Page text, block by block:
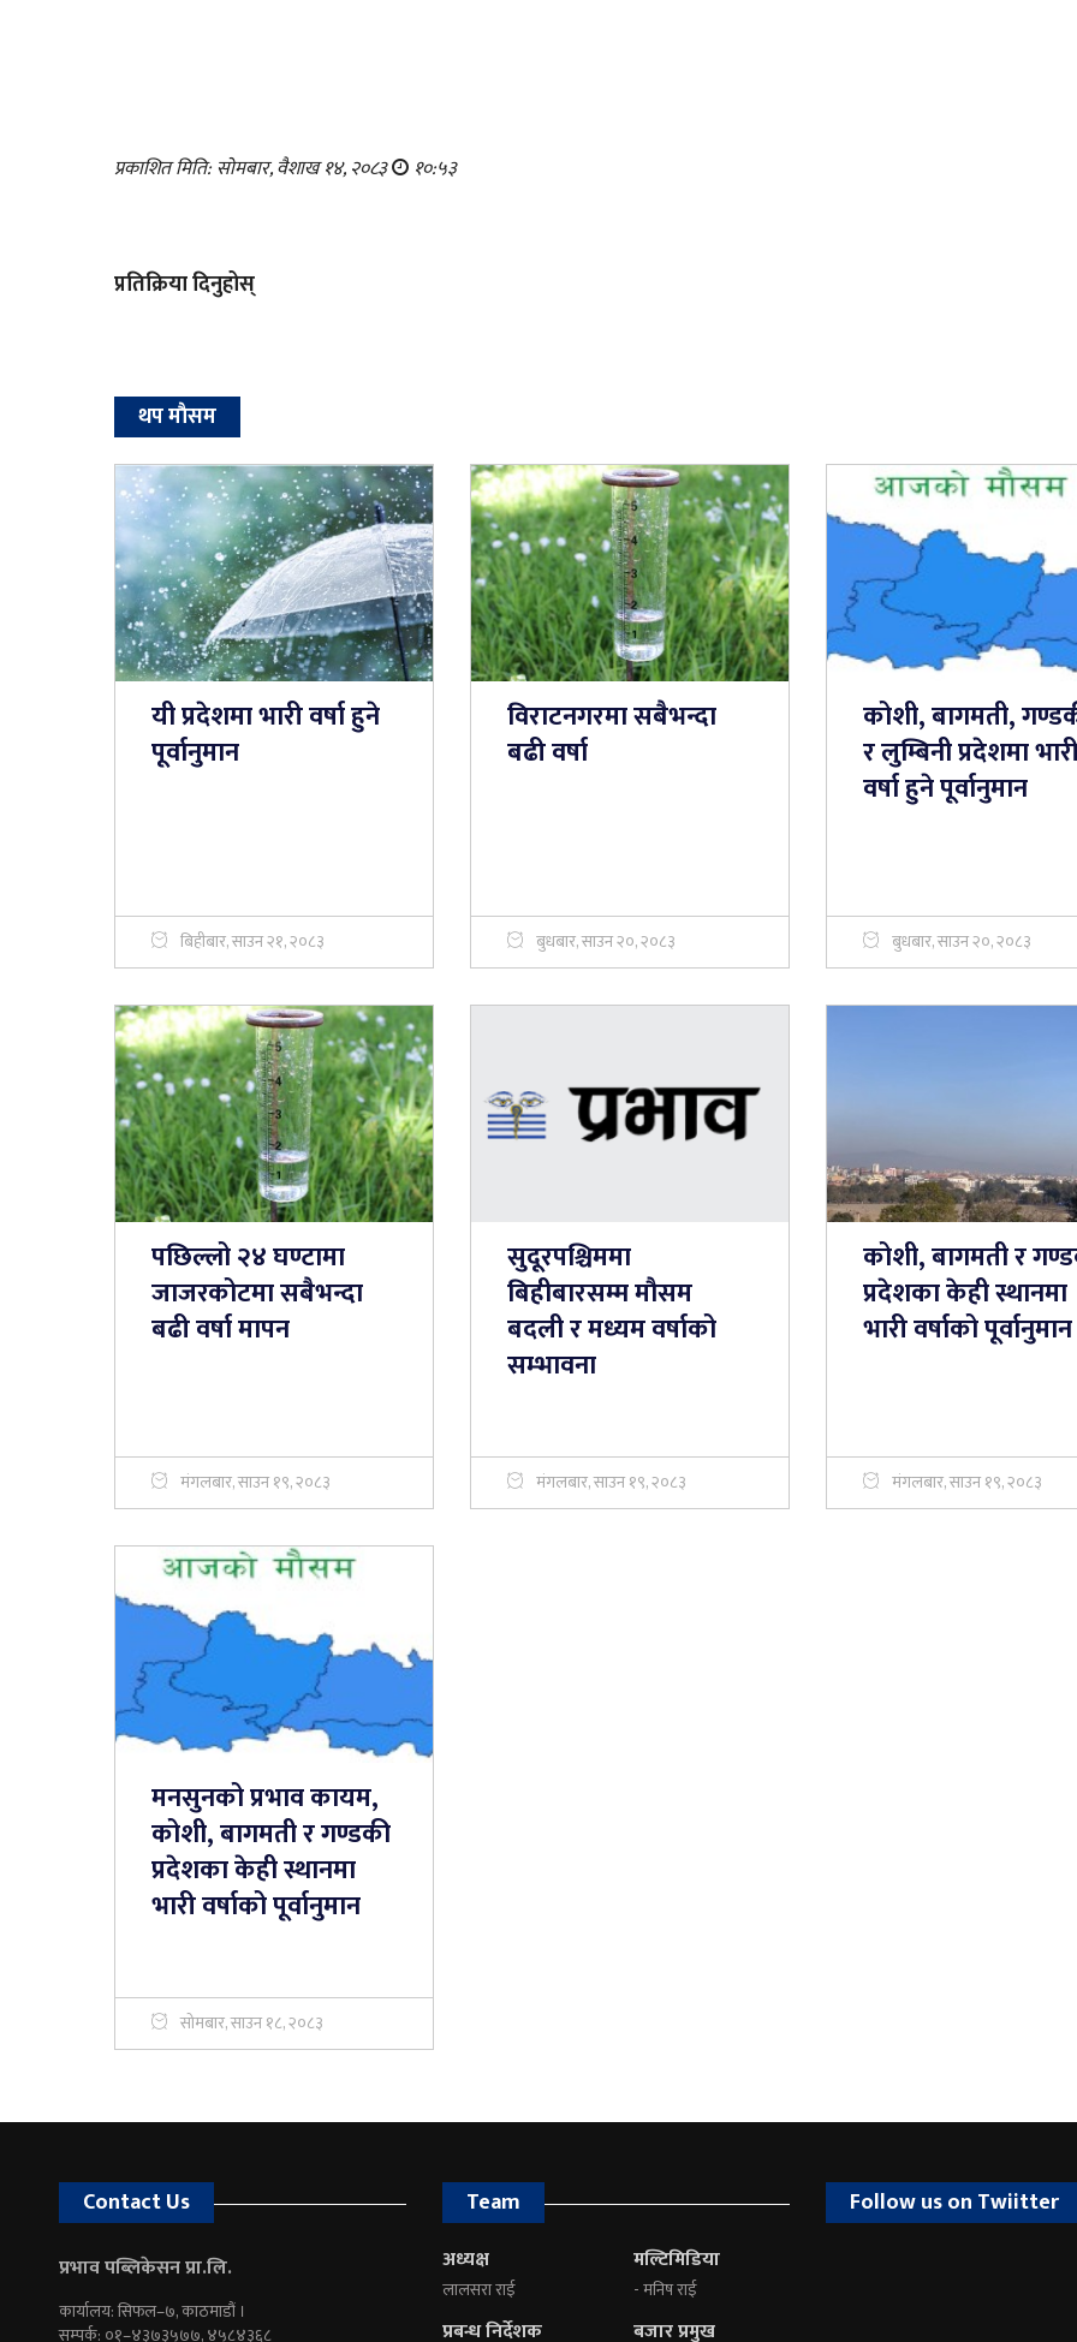
प्रकाशित मिति: सोमबार, वैशाख १४, २०८३ १०:५३
प्रतिक्रिया दिनुहोस्
थप माैसम
यी प्रदेशमा भारी वर्षा हुने
पूर्वानुमान
बिहीबार, साउन २१, २०८३
विराटनगरमा सबैभन्दा
बढी वर्षा
बुधबार, साउन २०, २०८३
कोशी, बागमती,
र लुम्बिनी प्रदेशमा
वर्षा हुने पूर्वानुमान
बुधबार, साउन २०, २०८३
पछिल्लो २४ घण्टामा
जाजरकोटमा सबैभन्दा
बढी वर्षा मापन
मंगलबार, साउन १९, २०८३
सुदूरपश्चिममा
बिहीबारसम्म मौसम
बदली र मध्यम वर्षाको
सम्भावना
मंगलबार, साउन १९, २०८३
कोशी, बागमती र
प्रदेशका केही स्थानमा
भारी वर्षाको पूर्वानुमान
मंगलबार, साउन १९, २०८३
मनसुनको प्रभाव कायम,
कोशी, बागमती र गण्डकी
प्रदेशका केही स्थानमा
भारी वर्षाको पूर्वानुमान
सोमबार, साउन १८, २०८३
Contact Us
प्रभाव पब्लिकेसन प्रा.लि.
कार्यालय: सिफल–७, काठमाडौं ।
सम्पर्क: ०१–४३७३५७७, ४५८४३६८
Team
अध्यक्ष
लालसरा राई
प्रबन्ध निर्देशक
मल्टिमिडिया
- मनिष राई
बजार प्रमुख
Follow us on Twiitter